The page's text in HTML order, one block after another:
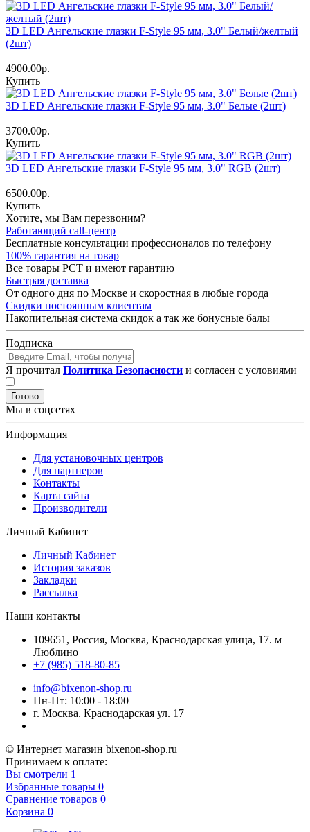
3D LED Ангельские глазки F-Style 95 мм, 3.0" Белый/желтый
(2шт)
4900.00р.
Купить
3D LED Ангельские глазки F-Style 95 мм, 3.0" Белые (2шт)
3700.00р.
Купить
3D LED Ангельские глазки F-Style 95 мм, 3.0" RGB (2шт)
6500.00р.
Купить
Хотите, мы Вам перезвоним?
Работающий call-центр
Бесплатные консультации профессионалов по телефону
100% гарантия на товар
Все товары РСТ и имеют гарантию
Быстрая доставка
От одного дня по Москве и скоростная в любые города
Скидки постоянным клиентам
Накопительная система скидок а так же бонусные балы
Подписка
Я прочитал Политика Безопасности и согласен с условиями
Готово
Мы в соцсетях
Информация
Для установочных центров
Для партнеров
Контакты
Карта сайта
Производители
Личный Кабинет
Личный Кабинет
История заказов
Закладки
Рассылка
Наши контакты
109651, Россия, Москва, Краснодарская улица, 17. м
Люблино
+7 (985) 518-80-85
info@bixenon-shop.ru
Пн-Пт: 10:00 - 18:00
г. Москва. Краснодарская ул. 17
© Интернет магазин bixenon-shop.ru
Принимаем к оплате:
Вы смотрели 1
Избранные товары 0
Сравнение товаров 0
Корзина 0